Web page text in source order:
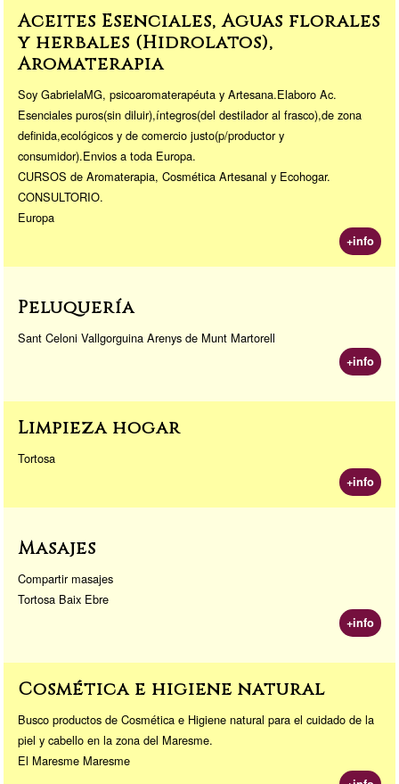
Aceites Esenciales, Aguas florales
y herbales (Hidrolatos),
Aromaterapia
Soy GabrielaMG, psicoaromaterapéuta y Artesana.Elaboro Ac.
Esenciales puros(sin diluir),íntegros(del destilador al frasco),de zona
definida,ecológicos y de comercio justo(p/productor y
consumidor).Envios a toda Europa.
CURSOS de Aromaterapia, Cosmética Artesanal y Ecohogar.
CONSULTORIO.
Europa
+info
Peluquería
Sant Celoni Vallgorguina Arenys de Munt Martorell
+info
Limpieza hogar
Tortosa
+info
Masajes
Compartir masajes
Tortosa Baix Ebre
+info
Cosmética e higiene natural
Busco productos de Cosmética e Higiene natural para el cuidado de la
piel y cabello en la zona del Maresme.
El Maresme Maresme